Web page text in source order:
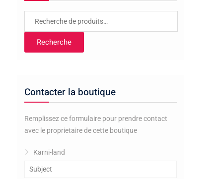
Recherche
Contacter la boutique
Remplissez ce formulaire pour prendre contact
avec le proprietaire de cette boutique
Karni-land